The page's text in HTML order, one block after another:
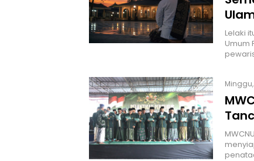
Lelaki
Umum
Minggu,